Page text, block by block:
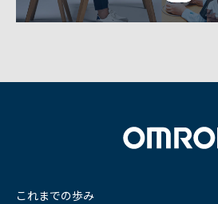
これまでの歩み